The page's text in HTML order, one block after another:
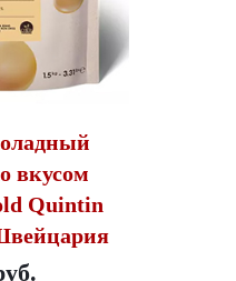
вкусом
Quintin